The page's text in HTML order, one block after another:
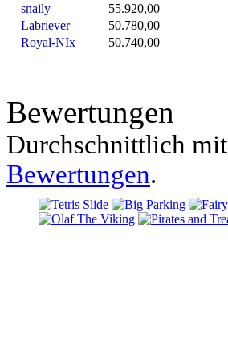
snaily
55.920,00
Labriever
50.780,00
Royal-NIx
50.740,00
Bewertungen
Durchschnittlich mit
Bewertungen.